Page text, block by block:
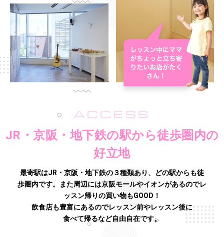
ACCESS
JR・京阪・地下鉄の駅から徒歩圏内の
好立地
最寄駅はJR・京阪・地下鉄の３種類あり、どの駅からも徒
歩圏内です。また周辺には京阪モールやイオンがあるのでレ
ッスン帰りの買い物もGOOD！
飲食店も豊富にあるのでレッスン前やレッスン後に
食べて帰るなど自由自在です。